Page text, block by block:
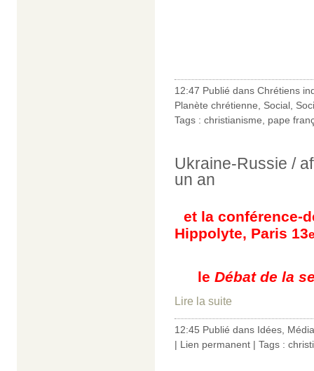
12:47 Publié dans Chrétiens
Planète chrétienne, Social,
Tags : christianisme, pape
Ukraine-Russie /
un an
et la conférence-
Hippolyte, Paris 13
le Débat de la
Lire la suite
12:45 Publié dans Idées,
| Lien permanent | Tags :